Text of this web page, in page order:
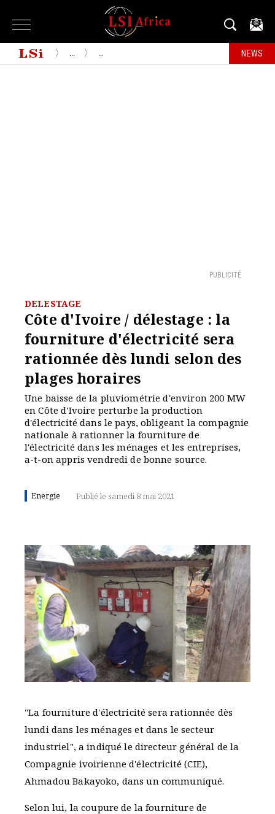
NEWS
PUBLICITÉ
DELESTAGE
Côte d'Ivoire / délestage : la
fourniture d'électricité sera
rationnée dès lundi selon des
plages horaires
Une baisse de la pluviométrie d'environ 200 MW
en Côte d'Ivoire perturbe la production
d'électricité dans le pays, obligeant la compagnie
nationale à rationner la fourniture de
l'électricité dans les ménages et les entreprises,
a-t-on appris vendredi de bonne source.
Energie Publié le samedi 8 mai 2021
"La fourniture d'électricité sera rationnée dès
lundi dans les ménages et dans le secteur
industriel", a indiqué le directeur général de la
Compagnie ivoirienne d'électricité (CIE),
Ahmadou Bakayoko, dans un communiqué.
Selon lui, la coupure de la fourniture de